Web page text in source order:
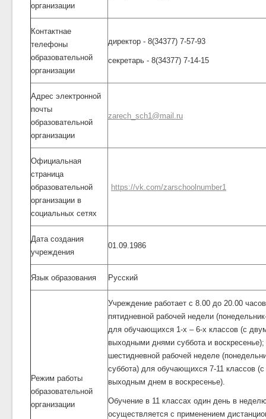
организации
Контактнае
телефоны
образовательной
организации
директор - 8(34377) 7-57-93
секретарь - 8(34377) 7-14-15
Адрес электронной
почты
образовательной
организации
zarech_sch1@mail.ru
Официальная
страница
образовательной
организации в
социальных сетях
https://vk.com/zarschoolnumber1
Дата создания
учреждения
01.09.1986
Язык образования Русский
Режим работы
образовательной
организации
Учреждение работает с 8.00 до 20.00
пятидневной рабочей недели
для обучающихся 1-х – 6-х классов (с
выходными днями суббота и воскресенье);
шестидневной рабочей неделе
суббота) для обучающихся 7-11 классов
выходным днем в воскресенье).
Обучение в 11 классах один день в
осуществляется с применением